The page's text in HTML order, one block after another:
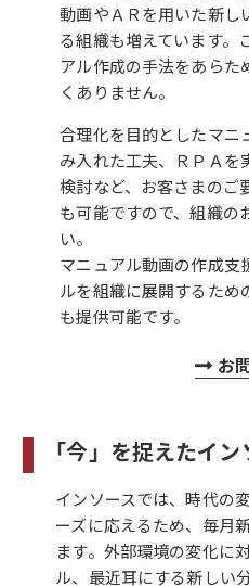
動画やＡＲを用いた新し
る組織も増えています。
アル作成の手法をあら
くありません。
合理化を目的としたマニ
み入れた工夫、ＲＰＡを
検討など、お客さまのご
も可能ですので、組織の
い。
マニュアル動画の作成支
ルを組織に展開するため
も提供可能です。
お
「今」を捉えたイ
インソースでは、時代の
ーズに応えるため、毎月
ます。外部環境の変化に
ル、最近耳にする新しい